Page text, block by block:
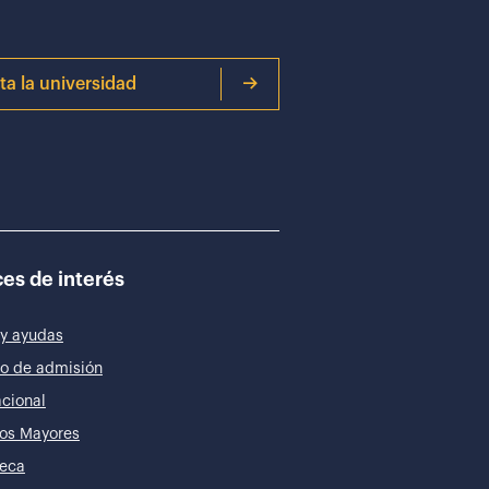
la universidad
de interés
ayudas
de admisión
Mayores